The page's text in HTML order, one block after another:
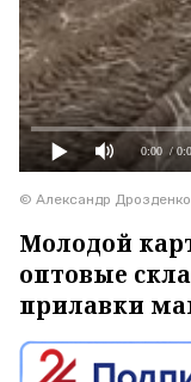
0:00 /
© Александр
Молодой
оптовые
прилавки